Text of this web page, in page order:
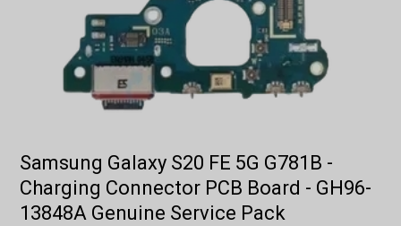
Samsung Galaxy S20 FE 5G G781B -
Charging Connector PCB Board - GH96-
13848A Genuine Service Pack